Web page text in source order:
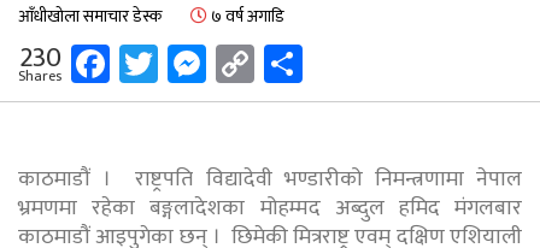
आँधीखोला समाचार डेस्क ७ वर्ष अगाडि
230
Shares Facebook
Twitter
Messenger
Copy
Link
काठमाडौं । राष्ट्रपति विद्यादेवी भण्डारीको निमन्त्रणामा नेपाल
भ्रमणमा रहेका बङ्गलादेशका मोहम्मद अब्दुल हमिद मंगलबार
काठमाडौं आइपुगेका छन् । छिमेकी मित्रराष्ट्र एवम् दक्षिण एशियाली